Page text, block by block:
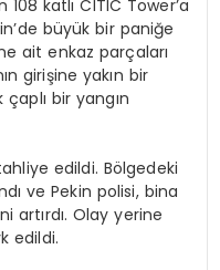
katlı CITIC Tower’a
büyük bir paniğe
ait enkaz parçaları
girişine yakın bir
bir yangın
edildi. Bölgedeki
ve Pekin polisi, bina
artırdı. Olay yerine
edildi.